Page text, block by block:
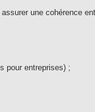
une cohérence
pour entreprises) ;